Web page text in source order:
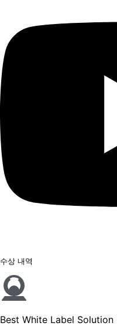
수상 내역
Best White Label Solution